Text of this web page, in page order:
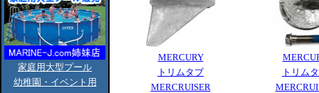
家庭用大型プール
幼稚園・イベント用
MERCURY
トリムタブ
MERCRUISER
トリム